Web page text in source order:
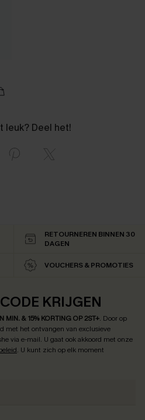
leuk? Deel het!
RETOURNEREN BINNEN 30
DAGEN
VOUCHERS & PROMOTIES
KRIJGEN
MIN. & 15% KORTING OP 2ST+. Door op
met het ontvangen van exclusieve
via e-mail. U gaat ook akkoord met onze
. U kunt zich op elk moment